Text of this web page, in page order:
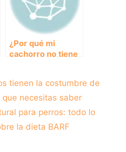
¿Por qué mi
cachorro no tiene
las posibles
causas y
soluciones
tienen la costumbre de
necesitas saber
para perros: todo lo
la dieta BARF